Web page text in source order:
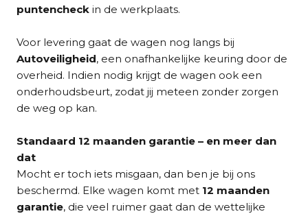
puntencheck in de werkplaats.
Voor levering gaat de wagen nog langs bij
Autoveiligheid, een onafhankelijke keuring door de
overheid. Indien nodig krijgt de wagen ook een
onderhoudsbeurt, zodat jij meteen zonder zorgen
de weg op kan.
Standaard 12 maanden garantie – en meer dan
dat
Mocht er toch iets misgaan, dan ben je bij ons
beschermd. Elke wagen komt met 12 maanden
garantie, die veel ruimer gaat dan de wettelijke